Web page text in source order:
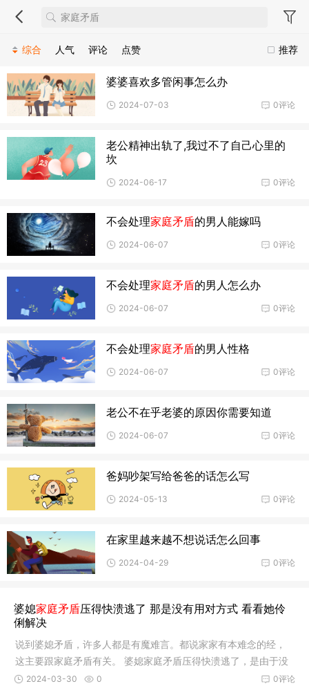
推荐
综合 人气 评论 点赞
婆婆喜欢多管闲事怎么办
0评论
2024-07-03
老公精神出轨了,我过不了自己心里的
坎
0评论
2024-06-17
不会处理家庭矛盾的男人能嫁吗
0评论
2024-06-07
不会处理家庭矛盾的男人怎么办
0评论
2024-06-07
不会处理家庭矛盾的男人性格
0评论
2024-06-07
老公不在乎老婆的原因你需要知道
0评论
2024-06-07
爸妈吵架写给爸爸的话怎么写
0评论
2024-05-13
在家里越来越不想说话怎么回事
0评论
2024-04-29
婆媳家庭矛盾压得快溃逃了 那是没有用对方式 看看她伶
俐解决
说到婆媳矛盾，许多人都是有魔难言。都说家家有本难念的经，
这主要跟家庭矛盾有关。 婆媳家庭矛盾压得快溃逃了，是由于没
有用对方式，方式对了，解决起来既简朴又轻松，建议可以试一
0评论
2024-03-30 0